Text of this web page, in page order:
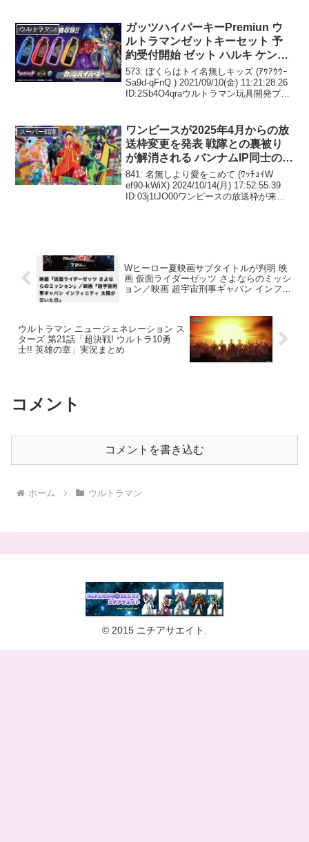
ウルトラマン
ガッツハイパーキーPremiun ウ
ルトラマンゼットキーセット 予
約受付開始 ゼット ハルキ ケンゴ
アキトらのセリフを計30種以上収
録 技音声掛け声に加え4つの楽曲
を収録
573: ぼくらはトイ名無しキッズ (ｱｳｱｳｳｰ
Sa9d-qFnQ ) 2021/09/10(金) 11:21:28.26
ID:2Sb4O4qraウルトラマン玩具開発ブロ
スーパー戦隊
ワンピースが2025年4月からの放
送枠変更を発表 戦隊との裏被り
が解消される バンナムIP同士の潰
し合いの形が無くなるのは良い事
だろう
841: 名無しより愛をこめて (ﾜｯﾁｮｲW
ef90-kWiX) 2024/10/14(月) 17:52:55.39
ID:03j1tJO00ワンピースの放送枠が来年
Wヒーロー夏映画サブタイトルが判明 映
画 仮面ライダーゼッツ さよならのミッシ
ョン／映画 超宇宙刑事ギャバン インフィ
ウルトラマン ニュージェネレーション ス
ターズ 第21話「超決戦! ウルトラ10勇
士!! 英雄の章」実況まとめ
コメント
コメントを書き込む
ホーム ウルトラマン
© 2015 ニチアサエイト.